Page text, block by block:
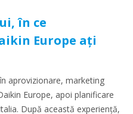
în ce
Europe ați
aprovizionare, marketing
Europe, apoi planificare
După această experiență,